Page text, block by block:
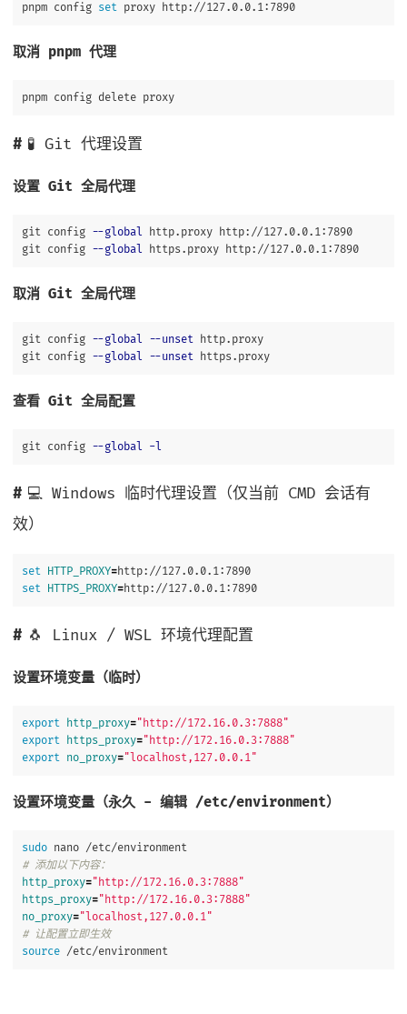
pnpm config set
取消 pnpm 代理
🧪 Git 代理设置
设置 Git 全局代理
git config --global http.proxy http://127.0.0.1:7890
git config --global
取消 Git 全局代理
git config --global --unset http.proxy
git config --global --unset
查看 Git 全局配置
git config --global -l
💻 Windows 临时代理设置（仅当前 CMD 会话有
效）
set HTTP_PROXY=
set HTTPS_PROXY=
🐧 Linux / WSL 环境代理配置
设置环境变量（临时）
export http_proxy="http://172.16.0.3:7888"
export https_proxy="http://172.16.0.3:7888"
export no_proxy="localhost,127.0.0.1"
设置环境变量（永久 - 编辑 /etc/environment）
sudo
# 添加以下内容：
http_proxy="http://172.16.0.3:7888"
https_proxy="http://172.16.0.3:7888"
no_proxy="localhost,127.0.0.1"
# 让配置立即生效
source